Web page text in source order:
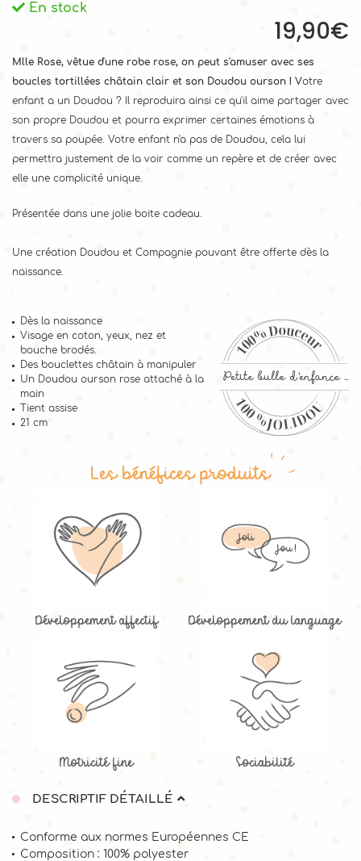
Mlle Rose, vêtue d'une robe rose, on peut s'amuser avec ses
boucles tortillées châtain clair et son Doudou ourson ! Votre
enfant a un Doudou ? Il reproduira ainsi ce qu'il aime partager avec
son propre Doudou et pourra exprimer certaines émotions à
travers sa poupée. Votre enfant n'a pas de Doudou, cela lui
permettra justement de la voir comme un repère et de créer avec
elle une complicité unique.
Présentée dans une jolie boite cadeau.
Une création Doudou et Compagnie pouvant être offerte dès la
naissance.
Dès la naissance
Visage en coton, yeux, nez et
bouche brodés.
Des bouclettes châtain à manipuler
Un Doudou ourson rose attaché à la
main
Tient assise
21 cm
Les bénéfices produits
Développement affectif Développement du language
Motricité fine Sociabilité
En stock
19,90€
DESCRIPTIF DÉTAILLÉ
Conforme aux normes Européennes CE
Composition : 100% polyester